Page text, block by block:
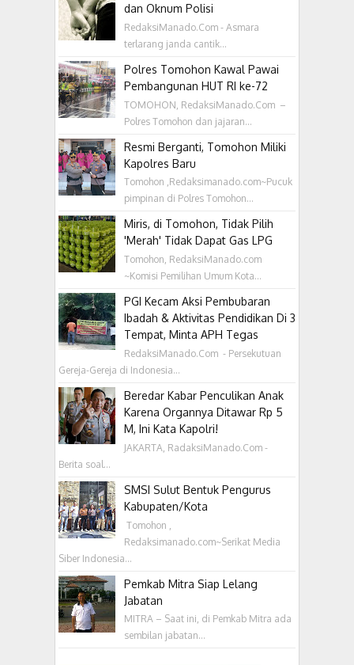
dan Oknum Polisi
RedaksiManado.Com - Asmara
terlarang janda cantik...
Polres Tomohon Kawal Pawai
Pembangunan HUT RI ke-72
TOMOHON, RedaksiManado.Com –
Polres Tomohon dan jajaran...
Resmi Berganti, Tomohon Miliki
Kapolres Baru
Tomohon ,Redaksimanado.com~Pucuk
pimpinan di Polres Tomohon...
Miris, di Tomohon, Tidak Pilih
'Merah' Tidak Dapat Gas LPG
Tomohon, RedaksiManado.com
~Komisi Pemilihan Umum Kota...
PGI Kecam Aksi Pembubaran
Ibadah & Aktivitas Pendidikan Di 3
Tempat, Minta APH Tegas
RedaksiManado.Com - Persekutuan
Gereja-Gereja di Indonesia...
Beredar Kabar Penculikan Anak
Karena Organnya Ditawar Rp 5
M, Ini Kata Kapolri!
JAKARTA, RadaksiManado.Com -
Berita soal...
SMSI Sulut Bentuk Pengurus
Kabupaten/Kota
‎ Tomohon ,
Redaksimanado.com~Serikat Media
Siber Indonesia...
Pemkab Mitra Siap Lelang
Jabatan
MITRA – Saat ini, di Pemkab Mitra ada
sembilan jabatan...